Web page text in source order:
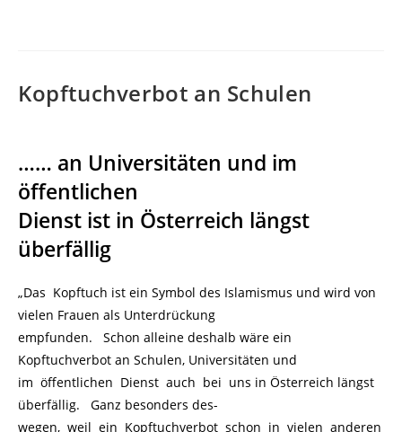
Kopftuchverbot an Schulen
…… an Universitäten und im
öffentlichen
Dienst ist in Österreich längst
überfällig
„Das Kopftuch ist ein Symbol des Islamismus und wird von
vielen Frauen als Unterdrückung
empfunden. Schon alleine deshalb wäre ein
Kopftuchverbot an Schulen, Universitäten und
im öffentlichen Dienst auch bei uns in Österreich längst
überfällig. Ganz besonders des-
wegen, weil ein Kopftuchverbot schon in vielen anderen